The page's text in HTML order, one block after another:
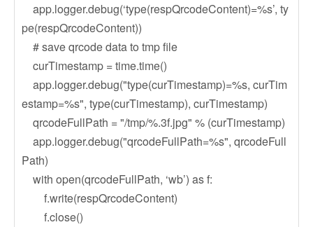
app.logger.debug(‘type(respQrcodeContent)=%s’, ty
pe(respQrcodeContent))
# save qrcode data to tmp file
curTimestamp = time.time()
app.logger.debug("type(curTimestamp)=%s, curTim
estamp=%s", type(curTimestamp), curTimestamp)
qrcodeFullPath = "/tmp/%.3f.jpg" % (curTimestamp)
app.logger.debug("qrcodeFullPath=%s", qrcodeFull
Path)
with open(qrcodeFullPath, ‘wb’) as f:
f.write(respQrcodeContent)
f.close()